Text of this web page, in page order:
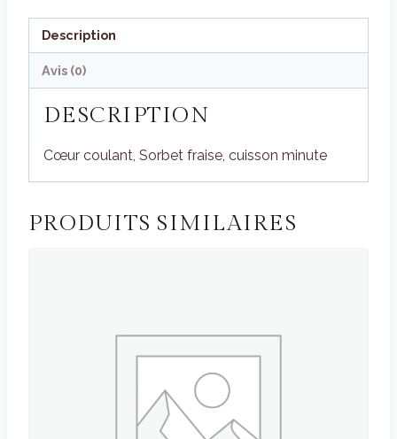
Description
Avis (0)
DESCRIPTION
Cœur coulant, Sorbet fraise, cuisson minute
PRODUITS SIMILAIRES